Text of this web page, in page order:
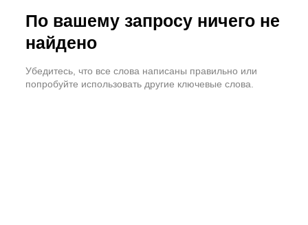
По вашему запросу ничего не
найдено
Убедитесь, что все слова написаны правильно или
попробуйте использовать другие ключевые слова.